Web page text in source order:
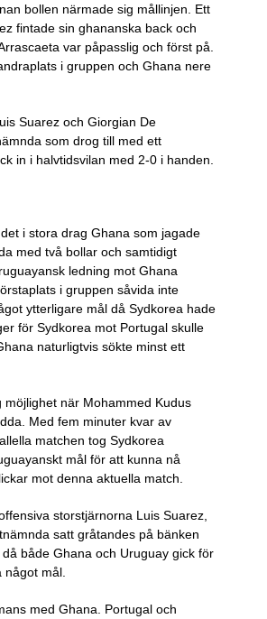
bollen närmade sig mållinjen. Ett
fintade sin ghananska back och
var påpasslig och först på.
i gruppen och Ghana nere
Suarez och Giorgian De
som drog till med ett
in i halvtidsvilan med 2-0 i handen.
i stora drag Ghana som jagade
med två bollar och samtidigt
ledning mot Ghana
i gruppen såvida inte
ytterligare mål då Sydkorea hade
för Sydkorea mot Portugal skulle
naturligtvis sökte minst ett
när Mohammed Kudus
Med fem minuter kvar av
matchen tog Sydkorea
mål för att kunna nå
mot denna aktuella match.
storstjärnorna Luis Suarez,
satt gråtandes på bänken
både Ghana och Uruguay gick för
mål.
med Ghana. Portugal och